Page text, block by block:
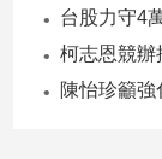
技/
遊
陳怡珍籲